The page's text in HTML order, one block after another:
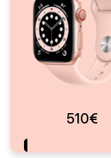
510€